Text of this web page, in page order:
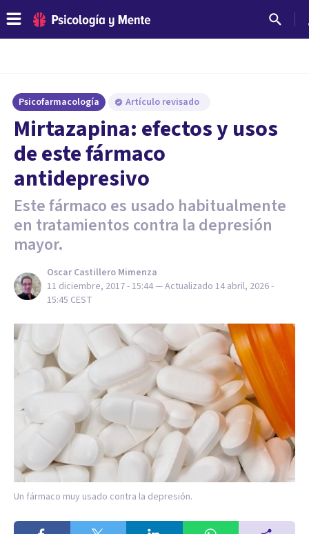
Psicofarmacología Artículo revisado
Mirtazapina: efectos y usos
de este fármaco
antidepresivo
Este fármaco es usado habitualmente
en tratamientos contra la depresión
mayor.
Oscar Castillero Mimenza
11 diciembre, 2017 - 15:44— Actualizado 14 abril, 2026 -
15:45 CEST
Un fármaco muy usado contra la depresión.